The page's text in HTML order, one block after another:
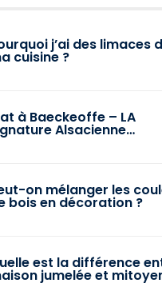
j’ai des limaces
cuisine ?
à Baeckeoffe – LA
Alsacienne…
on mélanger les
bois en décoration ?
est la différence
jumelée et